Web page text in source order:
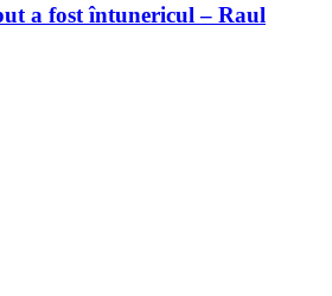
a fost întunericul – Raul